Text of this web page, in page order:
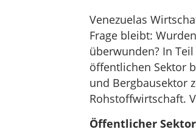
Venezuelas
Frage bleibt:
überwunden? In
öffentlichen Sektor
und Bergbausektor
Rohstoffwirtschaft.
Öffentlicher